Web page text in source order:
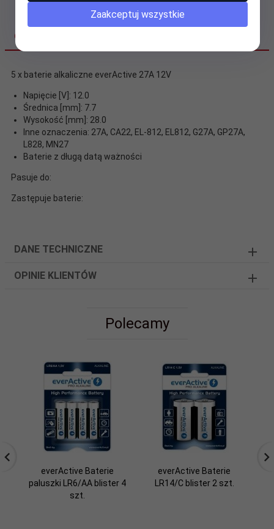
OPIS PRODUKTU
5 x baterie alkaliczne everActive 27A 12V
Napięcie [V]: 12.0
Średnica [mm]: 7.7
Wysokość [mm]: 28.0
Inne oznaczenia: 27A, CA22, EL-812, EL812, G27A, GP27A,
L828, MN27
Baterie z długą datą ważności
Pasuje do:
Zastępuje baterie:
DANE TECHNICZNE
OPINIE KLIENTÓW
Polecamy
everActive Baterie
paluszki LR6/AA blister 4
szt.
everActive Baterie
LR14/C blister 2 szt.
Zaakceptuj wszystkie